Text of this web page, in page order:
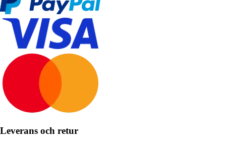
Leverans och retur